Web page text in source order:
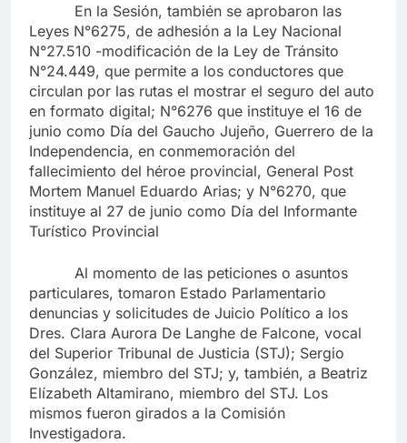
En la Sesión, también se aprobaron las
Leyes N°6275, de adhesión a la Ley Nacional
N°27.510 -modificación de la Ley de Tránsito
N°24.449, que permite a los conductores que
circulan por las rutas el mostrar el seguro del auto
en formato digital; N°6276 que instituye el 16 de
junio como Día del Gaucho Jujeño, Guerrero de la
Independencia, en conmemoración del
fallecimiento del héroe provincial, General Post
Mortem Manuel Eduardo Arias; y N°6270, que
instituye al 27 de junio como Día del Informante
Turístico Provincial
Al momento de las peticiones o asuntos
particulares, tomaron Estado Parlamentario
denuncias y solicitudes de Juicio Político a los
Dres. Clara Aurora De Langhe de Falcone, vocal
del Superior Tribunal de Justicia (STJ); Sergio
González, miembro del STJ; y, también, a Beatriz
Elízabeth Altamirano, miembro del STJ. Los
mismos fueron girados a la Comisión
Investigadora.